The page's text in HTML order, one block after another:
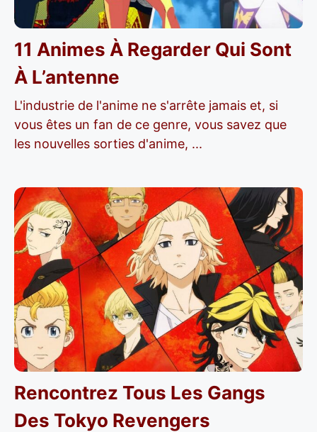
11 Animes À Regarder Qui Sont
À L’antenne
L'industrie de l'anime ne s'arrête jamais et, si
vous êtes un fan de ce genre, vous savez que
les nouvelles sorties d'anime, ...
Rencontrez Tous Les Gangs
Des Tokyo Revengers